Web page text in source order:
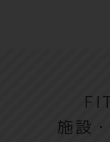
施設